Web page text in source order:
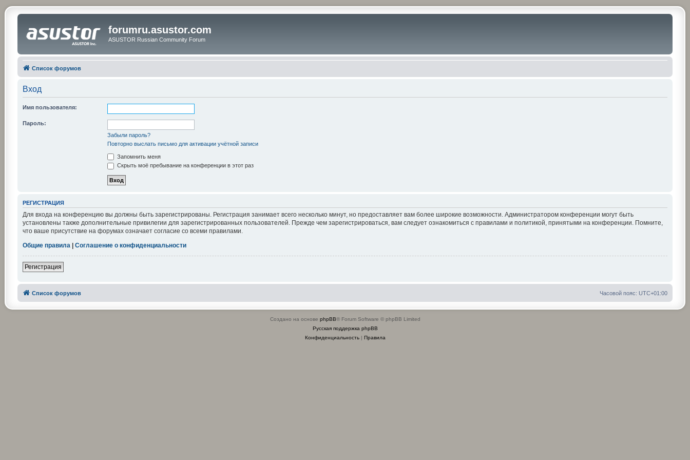
forumru.asustor.com
ASUSTOR Russian Community Forum
Список форумов
Вход
Имя пользователя:
Пароль:
Забыли пароль?
Повторно выслать письмо для активации учётной записи
Запомнить меня
Скрыть моё пребывание на конференции в этот раз
РЕГИСТРАЦИЯ
Для входа на конференцию вы должны быть зарегистрированы. Регистрация занимает всего несколько минут, но предоставляет вам более широкие возможности. Администратором конференции могут быть
установлены также дополнительные привилегии для зарегистрированных пользователей. Прежде чем зарегистрироваться, вам следует ознакомиться с правилами и политикой, принятыми на конференции. Помните,
что ваше присутствие на форумах означает согласие со всеми правилами.
Общие правила| Соглашение о конфиденциальности
Регистрация
Список форумов Часовой пояс: UTC+01:00
Создано на основе phpBB® Forum Software © phpBB Limited
Русская поддержка phpBB
Конфиденциальность| Правила